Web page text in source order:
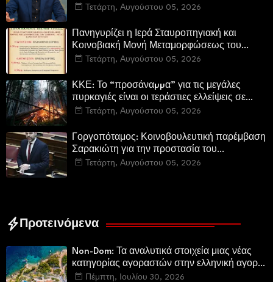
Περιφερειακή Αρχή αυτοθαυμάζονται.»
Τετάρτη, Αυγούστου 05, 2026
Πανηγυρίζει η Ιερά Σταυροπηγιακή και
Κοινοβιακή Μονή Μεταμορφώσεως του
Σωτήρος Καμενων Βουρλων (Μονή Αγιάς ή
Τετάρτη, Αυγούστου 05, 2026
ΚΚΕ: Το “προσάναµµα” για τις μεγάλες
πυρκαγιές είναι οι τεράστιες ελλείψεις σε
µέσα και προσωπικό στην Πυροσβεστική και
Τετάρτη, Αυγούστου 05, 2026
Γοργοπόταμος: Κοινοβουλευτική παρέμβαση
Σαρακιώτη για την προστασία του
εμβληματικού φυσικού και ιστορικού
Τετάρτη, Αυγούστου 05, 2026
Προτεινόμενα
Non-Dom: Τα αναλυτικά στοιχεία μιας νέας
κατηγορίας αγοραστών στην ελληνική αγορά
πολυτελών κατοικιών
Πέμπτη, Ιουλίου 30, 2026